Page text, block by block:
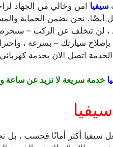
سيفيا امن وخالي من الجهاد
أيضًا. نحن نضمن الحماية
لن تتخلف عن الركب –
بإصلاح سيارتك – بسرعة ،
اتصل الان بخدمة
خدمة سريعة لا تزيد عن ساعة
سيفيا أكثر أمانًا فحسب ،